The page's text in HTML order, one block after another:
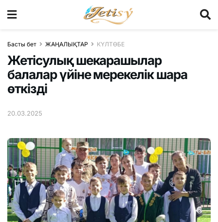
Басты бет ЖАҢАЛЫҚТАР КҮЛТӨБЕ
Жетісулық шекарашылар
балалар үйіне мерекелік шара
өткізді
20.03.2025